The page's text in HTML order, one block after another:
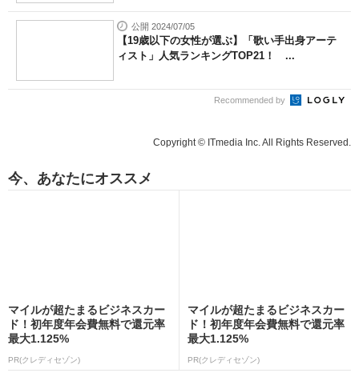
公開 2024/07/05
【19歳以下の女性が選ぶ】「歌い手出身アーテ
ィスト」人気ランキングTOP21！ ...
Recommended by
Copyright © ITmedia Inc. All Rights Reserved.
今、あなたにオススメ
マイルが超たまるビジネスカー
ド！初年度年会費無料で還元率
最大1.125%
PR(クレディセゾン)
マイルが超たまるビジネスカー
ド！初年度年会費無料で還元率
最大1.125%
PR(クレディセゾン)